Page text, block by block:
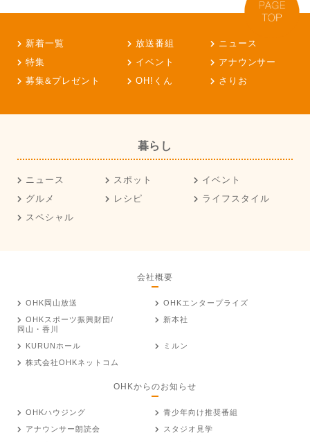
新着一覧 放送番組
ニュース
特集
イベント
アナウンサー
募集&プレゼント
OH!くん さりお
暮らし
ニュース スポット
イベント
グルメ
レシピ
ライフスタイル
スペシャル
会社概要
OHK岡山放送
OHKエンタープライズ
OHKスポーツ振興財団/
岡山・香川
新本社
KURUNホール
ミルン
株式会社OHKネットコム
OHKからのお知らせ
OHKハウジング
青少年向け推奨番組
アナウンサー朗読会
スタジオ見学